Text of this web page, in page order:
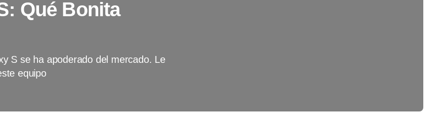
Qué Bonita
S se ha apoderado del mercado. Le
equipo